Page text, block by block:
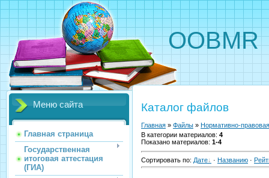
OOBMR
Меню сайта
Главная страница
Государственная
итоговая аттестация
(ГИА)
Каталог файлов
Главная » Файлы » Нормативно-
В категории материалов: 4
Показано материалов: 1-4
Сортировать по: Дате · Названию ·